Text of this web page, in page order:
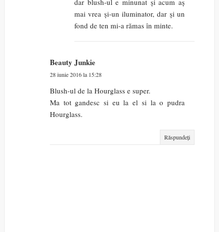
dar blush-ul e minunat și acum aș
mai vrea și-un iluminator, dar și un
fond de ten mi-a rămas în minte.
Beauty Junkie
28 iunie 2016 la 15:28
Blush-ul de la Hourglass e super.
Ma tot gandesc si eu la el si la o pudra
Hourglass.
Răspundeți